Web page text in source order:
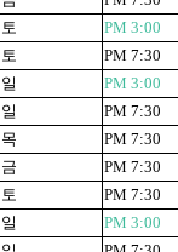
토
PM 3:00
토
PM 7:30
일
PM 3:00
일
PM 7:30
목
PM 7:30
금
PM 7:30
토
PM 7:30
일
PM 3:00